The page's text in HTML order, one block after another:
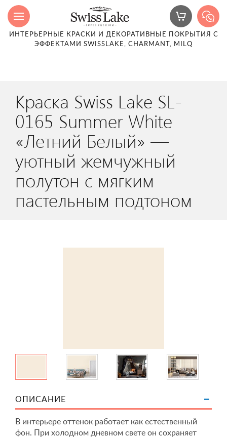
ИНТЕРЬЕРНЫЕ КРАСКИ И ДЕКОРАТИВНЫЕ ПОКРЫТИЯ С
ЭФФЕКТАМИ SWISSLAKE, CHARMANT, MILQ
Краска Swiss Lake SL-
0165 Summer White
«Летний Белый» —
уютный жемчужный
полутон с мягким
пастельным подтоном
ОПИСАНИЕ
В интерьере оттенок работает как естественный
фон. При холодном дневном свете он сохраняет